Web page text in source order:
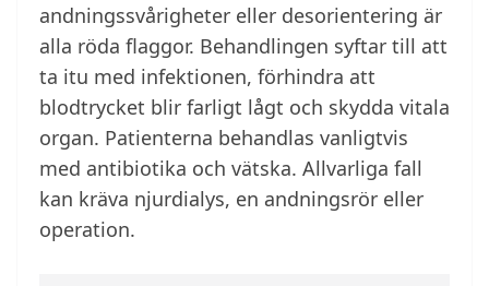
andningssvårigheter eller desorientering är
alla röda flaggor. Behandlingen syftar till att
ta itu med infektionen, förhindra att
blodtrycket blir farligt lågt och skydda vitala
organ. Patienterna behandlas vanligtvis
med antibiotika och vätska. Allvarliga fall
kan kräva njurdialys, en andningsrör eller
operation.